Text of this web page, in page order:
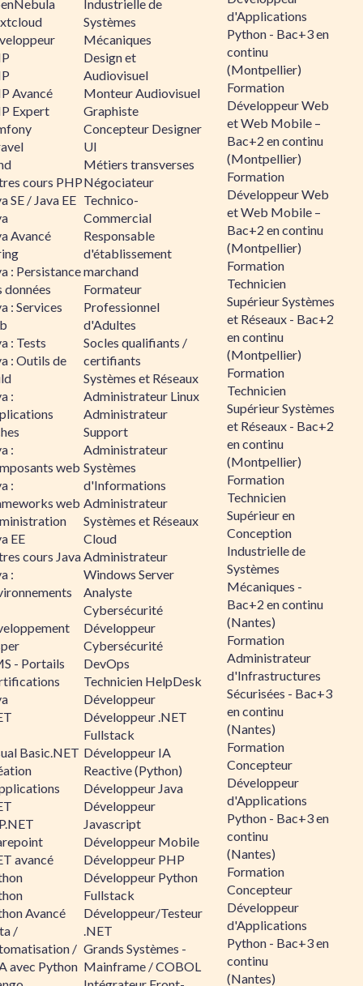
Avancé
Expert
cours PHP
SE / Java EE
Avancé
: Persistance
données
: Services
: Tests
: Outils de
:
:
web
:
web
EE
cours Java
:
- Portails
Basic.NET
avancé
Avancé
/
/
avec Python
Industrielle de
Systèmes
Mécaniques
Design et
Audiovisuel
Monteur Audiovisuel
Graphiste
Concepteur Designer
UI
Métiers transverses
Négociateur
Technico-
Commercial
Responsable
d'établissement
marchand
Formateur
Professionnel
d'Adultes
Socles qualifiants /
certifiants
Systèmes et Réseaux
Administrateur Linux
Administrateur
Support
Administrateur
Systèmes
d'Informations
Administrateur
Systèmes et Réseaux
Cloud
Administrateur
Windows Server
Analyste
Cybersécurité
Développeur
Cybersécurité
DevOps
Technicien HelpDesk
Développeur
Développeur .NET
Fullstack
Développeur IA
Reactive (Python)
Développeur Java
Développeur
Javascript
Développeur Mobile
Développeur PHP
Développeur Python
Fullstack
Développeur/Testeur
.NET
Grands Systèmes -
Mainframe / COBOL
d'Applications
Python - Bac+3 en
continu
(Montpellier)
Formation
Développeur Web
et Web Mobile –
Bac+2 en continu
(Montpellier)
Formation
Développeur Web
et Web Mobile –
Bac+2 en continu
(Montpellier)
Formation
Technicien
Supérieur Systèmes
et Réseaux - Bac+2
en continu
(Montpellier)
Formation
Technicien
Supérieur Systèmes
et Réseaux - Bac+2
en continu
(Montpellier)
Formation
Technicien
Supérieur en
Conception
Industrielle de
Systèmes
Mécaniques -
Bac+2 en continu
(Nantes)
Formation
Administrateur
d'Infrastructures
Sécurisées - Bac+3
en continu
(Nantes)
Formation
Concepteur
Développeur
d'Applications
Python - Bac+3 en
continu
(Nantes)
Formation
Concepteur
Développeur
d'Applications
Python - Bac+3 en
continu
(Nantes)